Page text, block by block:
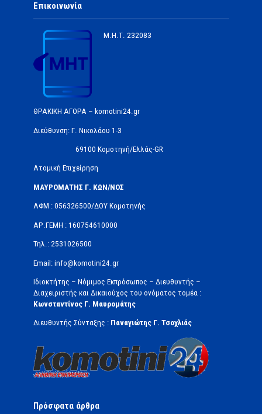
Επικοινωνία
Μ.Η.Τ. 232083
ΘΡΑΚΙΚΗ ΑΓΟΡΑ – komotini24.gr
Διεύθυνση: Γ. Νικολάου 1-3
69100 Κομοτηνή/Ελλάς-GR
Ατομική Επιχείρηση
ΜΑΥΡΟΜΑΤΗΣ Γ. ΚΩΝ/ΝΟΣ
ΑΦΜ : 056326500/ΔOΥ Κομοτηνής
ΑΡ.ΓΕΜΗ : 160754610000
Τηλ.: 2531026500
Email: info@komotini24.gr
Ιδιοκτήτης – Νόμιμος Εκπρόσωπος – Διευθυντής –
Διαχειριστής και Δικαιούχος του ονόματος τομέα :
Κωνσταντίνος Γ. Μαυρομάτης
Διευθυντής Σύνταξης : Παναγιώτης Γ. Τσοχλιάς
Πρόσφατα άρθρα